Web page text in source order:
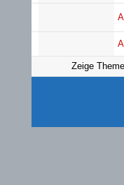
Zeige